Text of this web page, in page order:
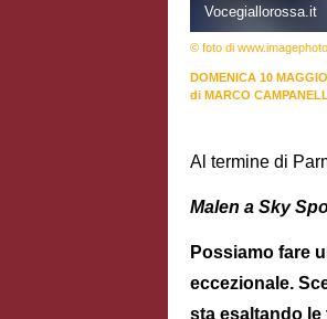
Vocegiallorossa.it
© foto di
DOMENICA 10
di MARCO
Al termine di
Malen a Sky
Possiamo fare
eccezionale.
sta esaltando